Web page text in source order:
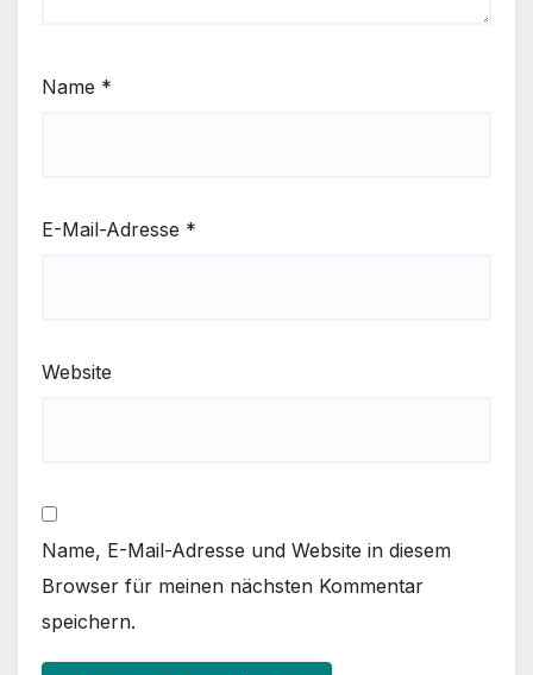
Name *
E-Mail-Adresse *
Website
Name, E-Mail-Adresse und Website in diesem
Browser für meinen nächsten Kommentar
speichern.